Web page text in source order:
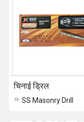
चिनाई ड्रिल
SS Masonry Drill